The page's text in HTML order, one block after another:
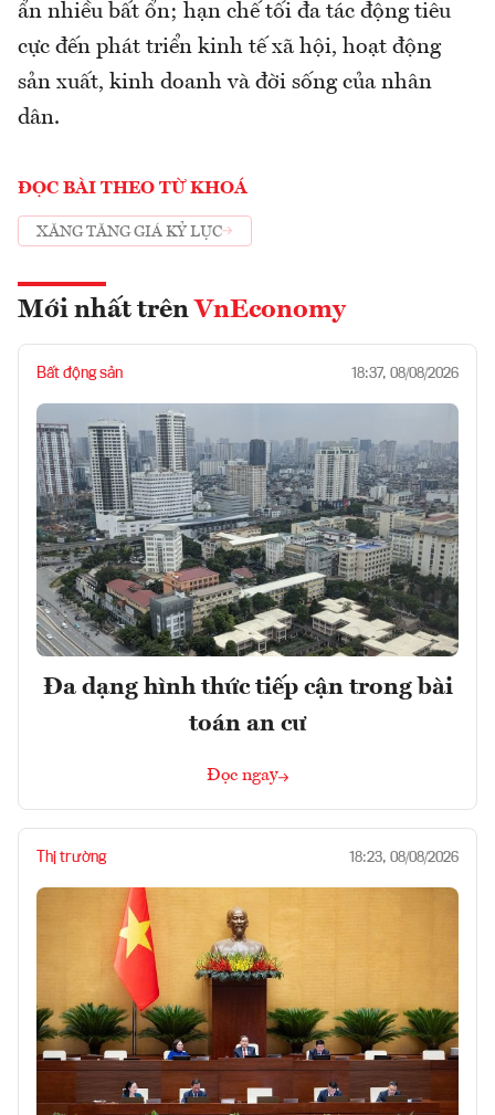
ẩn nhiều bất ổn; hạn chế tối đa tác động tiêu
cực đến phát triển kinh tế xã hội, hoạt động
sản xuất, kinh doanh và đời sống của nhân
dân.
ĐỌC BÀI THEO TỪ KHOÁ
XĂNG TĂNG GIÁ KỶ LỤC
Mới nhất trên VnEconomy
Bất động sản 18:37, 08/08/2026
Đa dạng hình thức tiếp cận trong bài
toán an cư
Đọc ngay
Thị trường 18:23, 08/08/2026